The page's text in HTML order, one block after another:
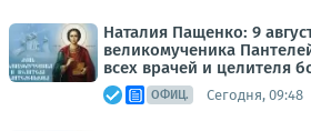
Наталия Пащенко: 9
великомученика
всех врачей и целителя
ОФИЦ. Сегодня, 09:48